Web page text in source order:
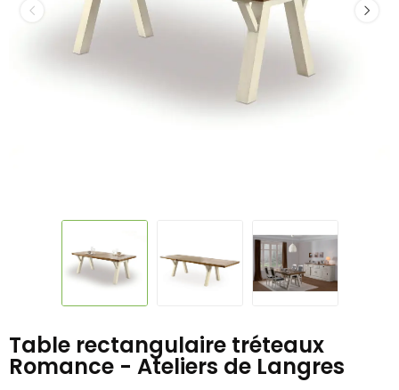
Table rectangulaire tréteaux
Romance - Ateliers de Langres